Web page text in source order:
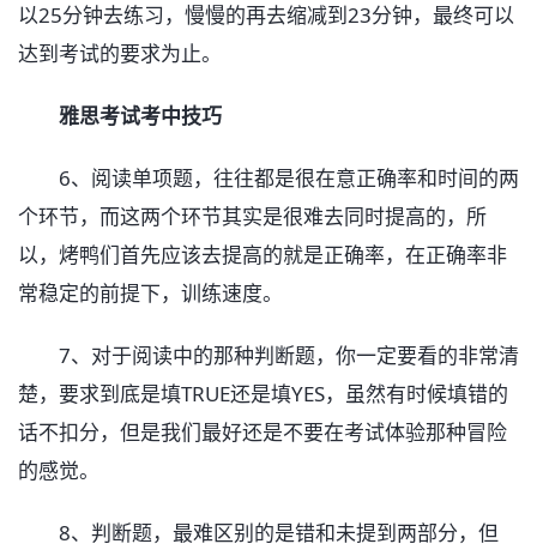
以25分钟去练习，慢慢的再去缩减到23分钟，最终可以
达到考试的要求为止。
雅思考试考中技巧
6、阅读单项题，往往都是很在意正确率和时间的两
个环节，而这两个环节其实是很难去同时提高的，所
以，烤鸭们首先应该去提高的就是正确率，在正确率非
常稳定的前提下，训练速度。
7、对于阅读中的那种判断题，你一定要看的非常清
楚，要求到底是填TRUE还是填YES，虽然有时候填错的
话不扣分，但是我们最好还是不要在考试体验那种冒险
的感觉。
8、判断题，最难区别的是错和未提到两部分，但